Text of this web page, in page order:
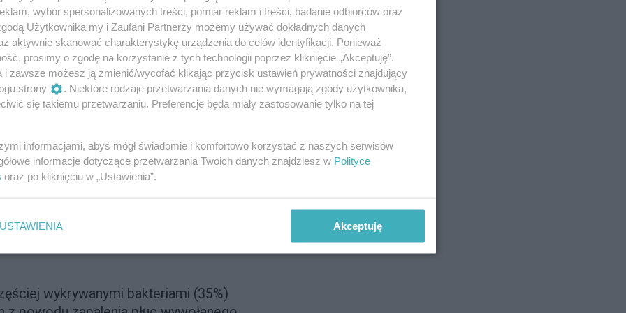
i wszystkie stany upośledzonej
i ciężkiemu przebiegowi
płuc. Leczenie tej choroby dodatkowo
są oporne na działanie
nie zakażenia po prostu trudno się
- zabójcza mieszanka
zakażenie wirusem SARS-
jest szczególnie
- dość częste. Z badań
przez różne grupy naukowców wynika,
z powodu COVID-19
bakterią
wykrywanymi bakteriami (35%)
wybór spersonalizowanych treści, pomiar reklam i treści, badanie odbiorców oraz
Użytkownika my i Zaufani Partnerzy możemy używać dokładnych danych
aktywnie skanować charakterystykę urządzenia do celów identyfikacji. Ponieważ
prosimy o zgodę na korzystanie z tych technologii poprzez kliknięcie „Akceptuję”.
i zawsze możesz ją zmienić/wycofać klikając przycisk ustawień prywatności znajdujący
strony
. Niektóre rodzaje przetwarzania danych nie wymagają zgody użytkownika,
się takiemu przetwarzaniu. Preferencje będą miały zastosowanie tylko na tej
informacjami, abyś mógł świadomie i komfortowo korzystać z naszych serwisów
informacje dotyczące przetwarzania Twoich danych znajdziesz w Polityce
oraz po kliknięciu w „Ustawienia”.
USTAWIENIA Akceptuję